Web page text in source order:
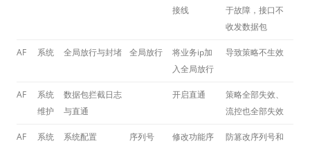
接线
于故障，接口不
收发数据包
AF 系统 全局放行与封堵 全局放行
将业务ip加
入全局放行
导致策略不生效
AF
系统
维护
数据包拦截日志
与直通
开启直通
策略全部失效、
流控也全部失效
AF 系统 系统配置 序列号
修改功能序
防篡改序列号和